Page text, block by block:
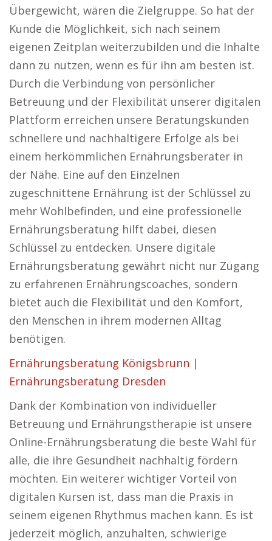
Übergewicht, wären die Zielgruppe. So hat der
Kunde die Möglichkeit, sich nach seinem
eigenen Zeitplan weiterzubilden und die Inhalte
dann zu nutzen, wenn es für ihn am besten ist.
Durch die Verbindung von persönlicher
Betreuung und der Flexibilität unserer digitalen
Plattform erreichen unsere Beratungskunden
schnellere und nachhaltigere Erfolge als bei
einem herkömmlichen Ernährungsberater in
der Nähe. Eine auf den Einzelnen
zugeschnittene Ernährung ist der Schlüssel zu
mehr Wohlbefinden, und eine professionelle
Ernährungsberatung hilft dabei, diesen
Schlüssel zu entdecken. Unsere digitale
Ernährungsberatung gewährt nicht nur Zugang
zu erfahrenen Ernährungscoaches, sondern
bietet auch die Flexibilität und den Komfort,
den Menschen in ihrem modernen Alltag
benötigen.
Ernährungsberatung Königsbrunn |
Ernährungsberatung Dresden
Dank der Kombination von individueller
Betreuung und Ernährungstherapie ist unsere
Online-Ernährungsberatung die beste Wahl für
alle, die ihre Gesundheit nachhaltig fördern
möchten. Ein weiterer wichtiger Vorteil von
digitalen Kursen ist, dass man die Praxis in
seinem eigenen Rhythmus machen kann. Es ist
jederzeit möglich, anzuhalten, schwierige